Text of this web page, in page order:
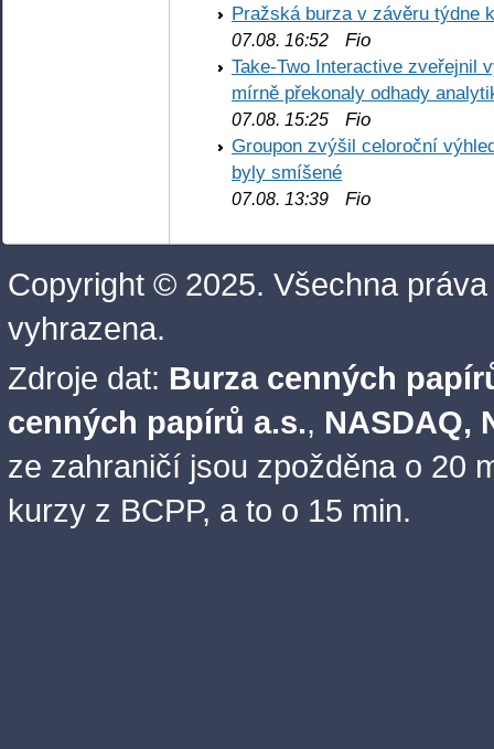
Pražská burza v závěru týdne
07.08. 16:52 Fio
Take-Two Interactive zveřejnil
mírně překonaly odhady
07.08. 15:25 Fio
Groupon zvýšil celoroční
byly smíšené
07.08. 13:39 Fio
Copyright © 2025. Všechna práva
vyhrazena.
Zdroje dat: Burza cenných
cenných papírů a.s., NASDAQ,
ze zahraničí jsou zpožděna o 20
kurzy z BCPP, a to o 15 min.